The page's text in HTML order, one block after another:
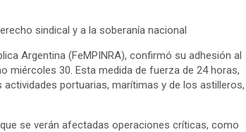
sindical y a la soberanía nacional
Argentina (FeMPINRA), confirmó su adhesión al
miércoles 30. Esta medida de fuerza de 24 horas,
portuarias, marítimas y de los astilleros,
se verán afectadas operaciones críticas, como